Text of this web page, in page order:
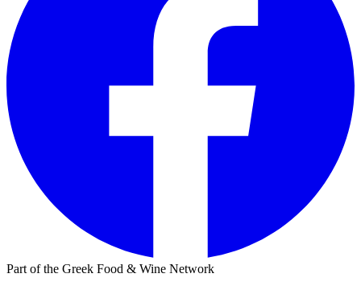
Part of the Greek Food & Wine Network